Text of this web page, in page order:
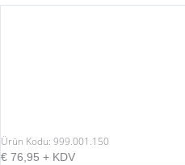
Ürün Kodu: 999.001.150
€ 76,95 + KDV